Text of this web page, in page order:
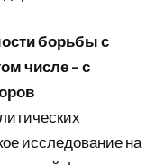
борьбы с
числе – с
исследование на